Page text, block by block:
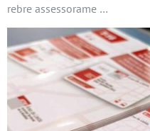
rebre assessorame …